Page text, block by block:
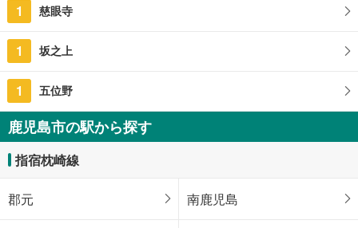
1 慈眼寺
1 坂之上
1 五位野
鹿児島市の駅から探す
指宿枕崎線
郡元 南鹿児島